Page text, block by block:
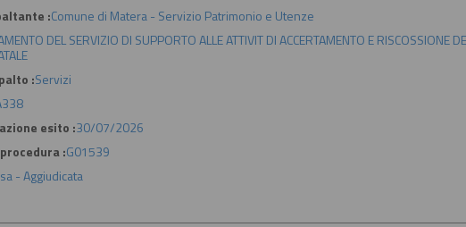
:Comune di Matera - Servizio Patrimonio e Utenze
DEL SERVIZIO DI SUPPORTO ALLE ATTIVIT DI ACCERTAMENTO E RISCOSSIONE
:Servizi
esito :30/07/2026
:G01539
- Aggiudicata